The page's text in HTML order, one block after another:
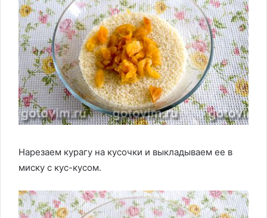
Нарезаем курагу на кусочки и выкладываем ее в
миску с кус-кусом.